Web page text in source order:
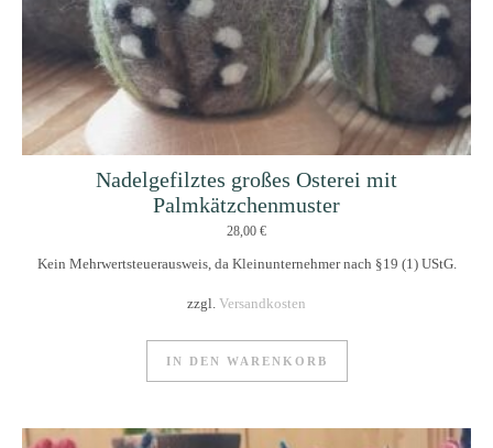
Nadelgefilztes großes Osterei mit
Palmkätzchenmuster
28,00 €
Kein Mehrwertsteuerausweis, da Kleinunternehmer nach §19 (1) UStG.
zzgl. Versandkosten
IN DEN WARENKORB